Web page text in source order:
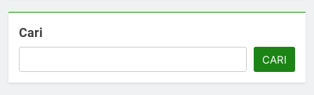
Cari
CARI